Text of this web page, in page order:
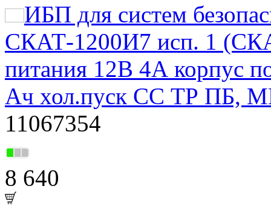
ИБП для систем
СКАТ-1200И7 исп. 1
питания 12В 4А корпус
Ач хол.пуск СС ТР ПБ,
11067354
8 640